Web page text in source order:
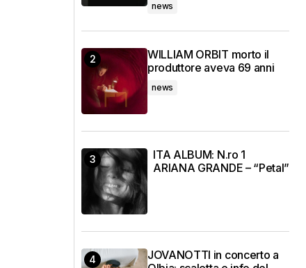
news
WILLIAM ORBIT morto il
produttore aveva 69 anni
news
ITA ALBUM: N.ro 1
ARIANA GRANDE – “Petal”
JOVANOTTI in concerto a